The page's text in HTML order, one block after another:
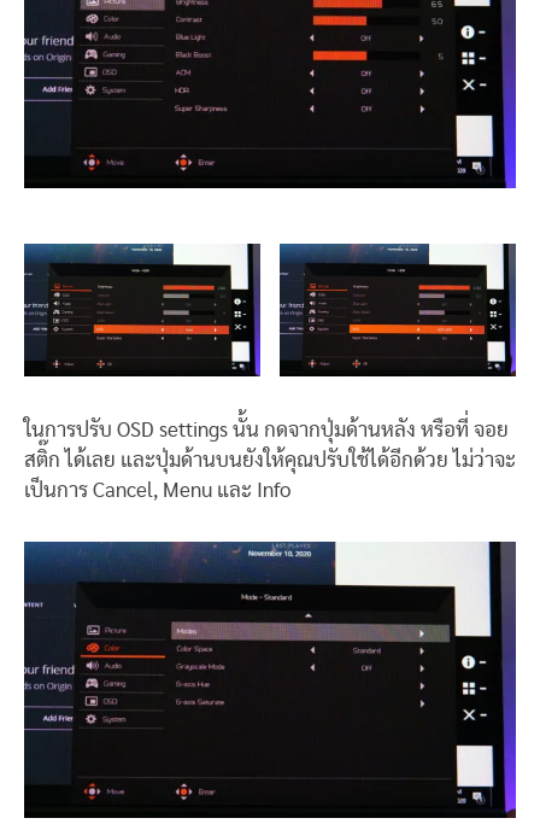
ในการปรับ OSD settings นั้น กดจากปุ่มด้านหลัง หรือที่ จอย
สติ๊ก ได้เลย และปุ่มด้านบนยังให้คุณปรับใช้ได้อีกด้วย ไม่ว่าจะ
เป็นการ Cancel, Menu และ Info